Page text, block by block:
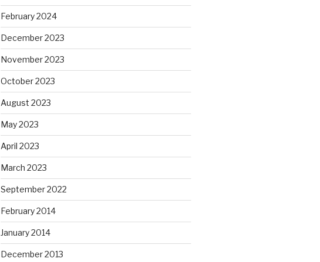
February 2024
December 2023
November 2023
October 2023
August 2023
May 2023
April 2023
March 2023
September 2022
February 2014
January 2014
December 2013